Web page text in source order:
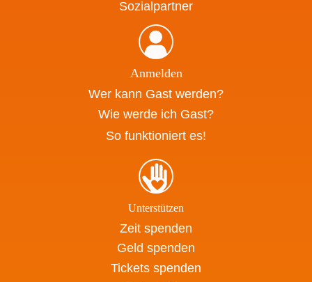
Sozialpartner
Anmelden
Wer kann Gast werden?
Wie werde ich Gast?
So funktioniert es!
Unterstützen
Zeit spenden
Geld spenden
Tickets spenden